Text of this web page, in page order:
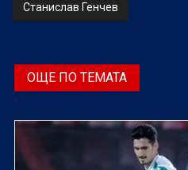
Станислав Генчев
ОЩЕ ПО ТЕМАТА